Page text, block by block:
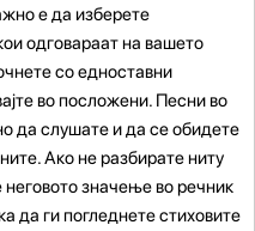
е да изберете
одговараат на вашето
со едноставни
во посложени. Песни во
да слушате и да се обидете
Ако не разбирате ниту
неговото значење во речник
да ги погледнете стиховите